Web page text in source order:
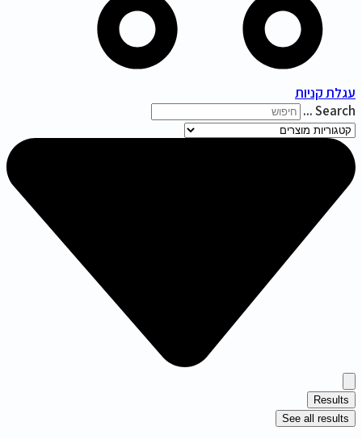
עגלת קניות
Search ...
Results
See all results